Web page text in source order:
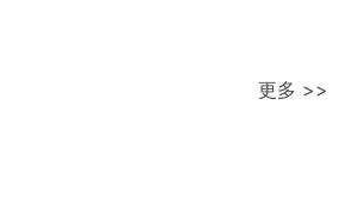
更多 >>